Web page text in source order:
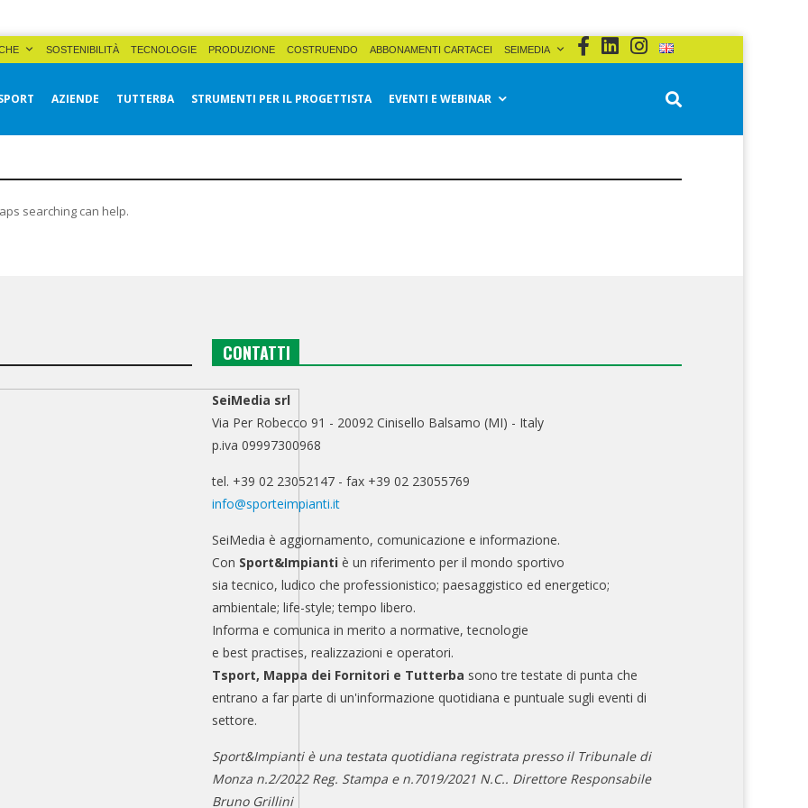
SOSTENIBILITÀ TECNOLOGIE PRODUZIONE COSTRUENDO ABBONAMENTI CARTACEI SEIMEDIA
AZIENDE TUTTERBA STRUMENTI PER IL PROGETTISTA EVENTI E WEBINAR
searching can help.
CONTATTI
SeiMedia srl
Via Per Robecco 91 - 20092 Cinisello Balsamo (MI) - Italy
p.iva 09997300968
tel. +39 02 23052147 - fax +39 02 23055769
info@sporteimpianti.it
SeiMedia è aggiornamento, comunicazione e informazione.
Con Sport&Impianti è un riferimento per il mondo sportivo
sia tecnico, ludico che professionistico; paesaggistico ed energetico;
ambientale; life-style; tempo libero.
Informa e comunica in merito a normative, tecnologie
e best practises, realizzazioni e operatori.
Tsport, Mappa dei Fornitori e Tutterba sono tre testate di punta che
entrano a far parte di un'informazione quotidiana e puntuale sugli eventi di
settore.
Sport&Impianti è una testata quotidiana registrata presso il Tribunale di
Monza n.2/2022 Reg. Stampa e n.7019/2021 N.C.. Direttore Responsabile
Bruno Grillini